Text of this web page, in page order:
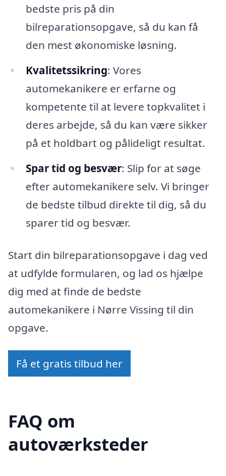
bedste pris på din
bilreparationsopgave, så du kan få
den mest økonomiske løsning.
Kvalitetssikring: Vores
automekanikere er erfarne og
kompetente til at levere topkvalitet i
deres arbejde, så du kan være sikker
på et holdbart og pålideligt resultat.
Spar tid og besvær: Slip for at søge
efter automekanikere selv. Vi bringer
de bedste tilbud direkte til dig, så du
sparer tid og besvær.
Start din bilreparationsopgave i dag ved
at udfylde formularen, og lad os hjælpe
dig med at finde de bedste
automekanikere i Nørre Vissing til din
opgave.
Få et gratis tilbud her
FAQ om
autoværksteder